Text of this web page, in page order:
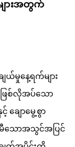
ျားအတွက်
မှုနေ့ရက်များ
ြစ်လိုအပ်သော
ချောမွေ့စွာ
တ်မီသောအသွင်အပြင်